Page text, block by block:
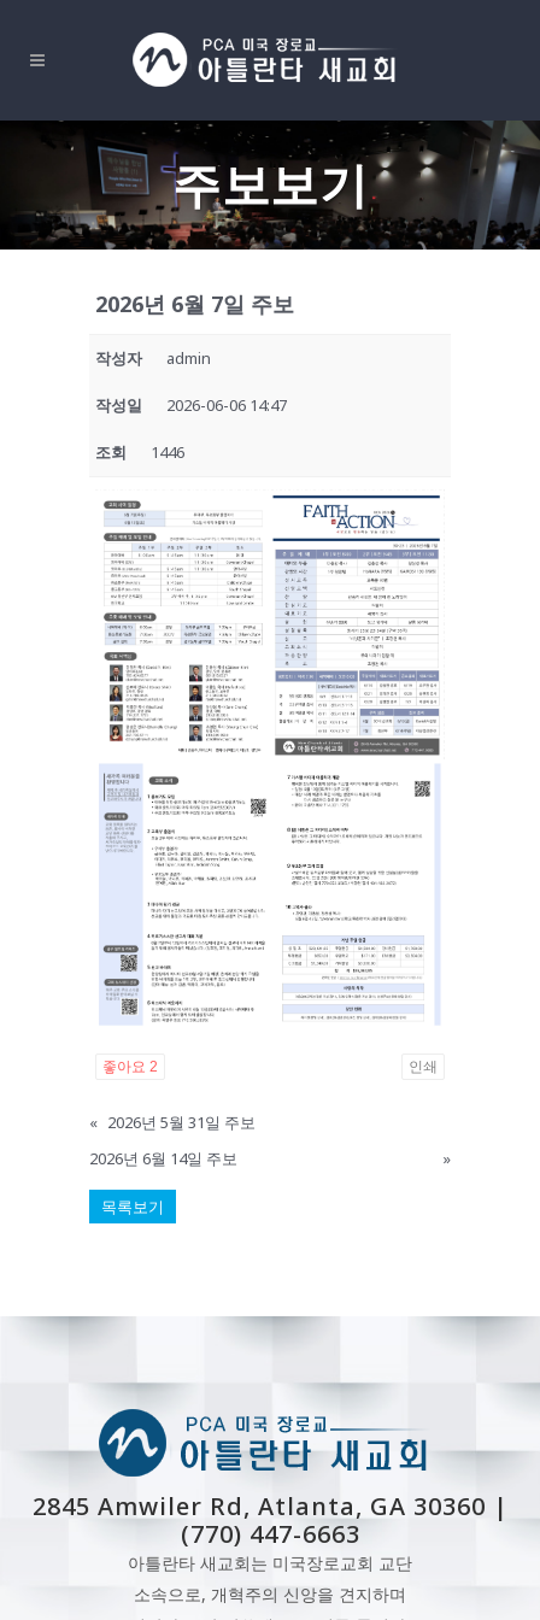
주보보기
2026년 6월 7일 주보
작성자 admin
작성일 2026-06-06 14:47
조회 1446
좋아요 2 인쇄
« 2026년 5월 31일 주보
2026년 6월 14일 주보
»
목록보기
2845 Amwiler Rd, Atlanta, GA 30360 |
(770) 447-6663
아틀란타 새교회는 미국장로교회 교단
소속으로, 개혁주의 신앙을 견지하며